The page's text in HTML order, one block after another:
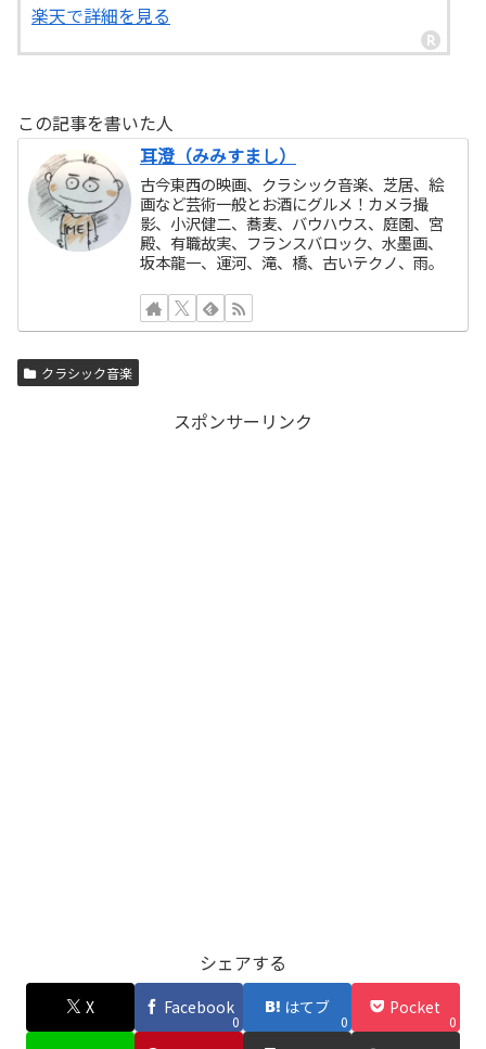
楽天で詳細を見る
この記事を書いた人
耳澄（みみすまし）
古今東西の映画、クラシック音楽、芝居、絵
画など芸術一般とお酒にグルメ！カメラ撮
影、小沢健二、蕎麦、バウハウス、庭園、宮
殿、有職故実、フランスバロック、水墨画、
坂本龍一、運河、滝、橋、古いテクノ、雨。
クラシック音楽
スポンサーリンク
シェアする
X Facebook
0
はてブ
0
Pocket
0